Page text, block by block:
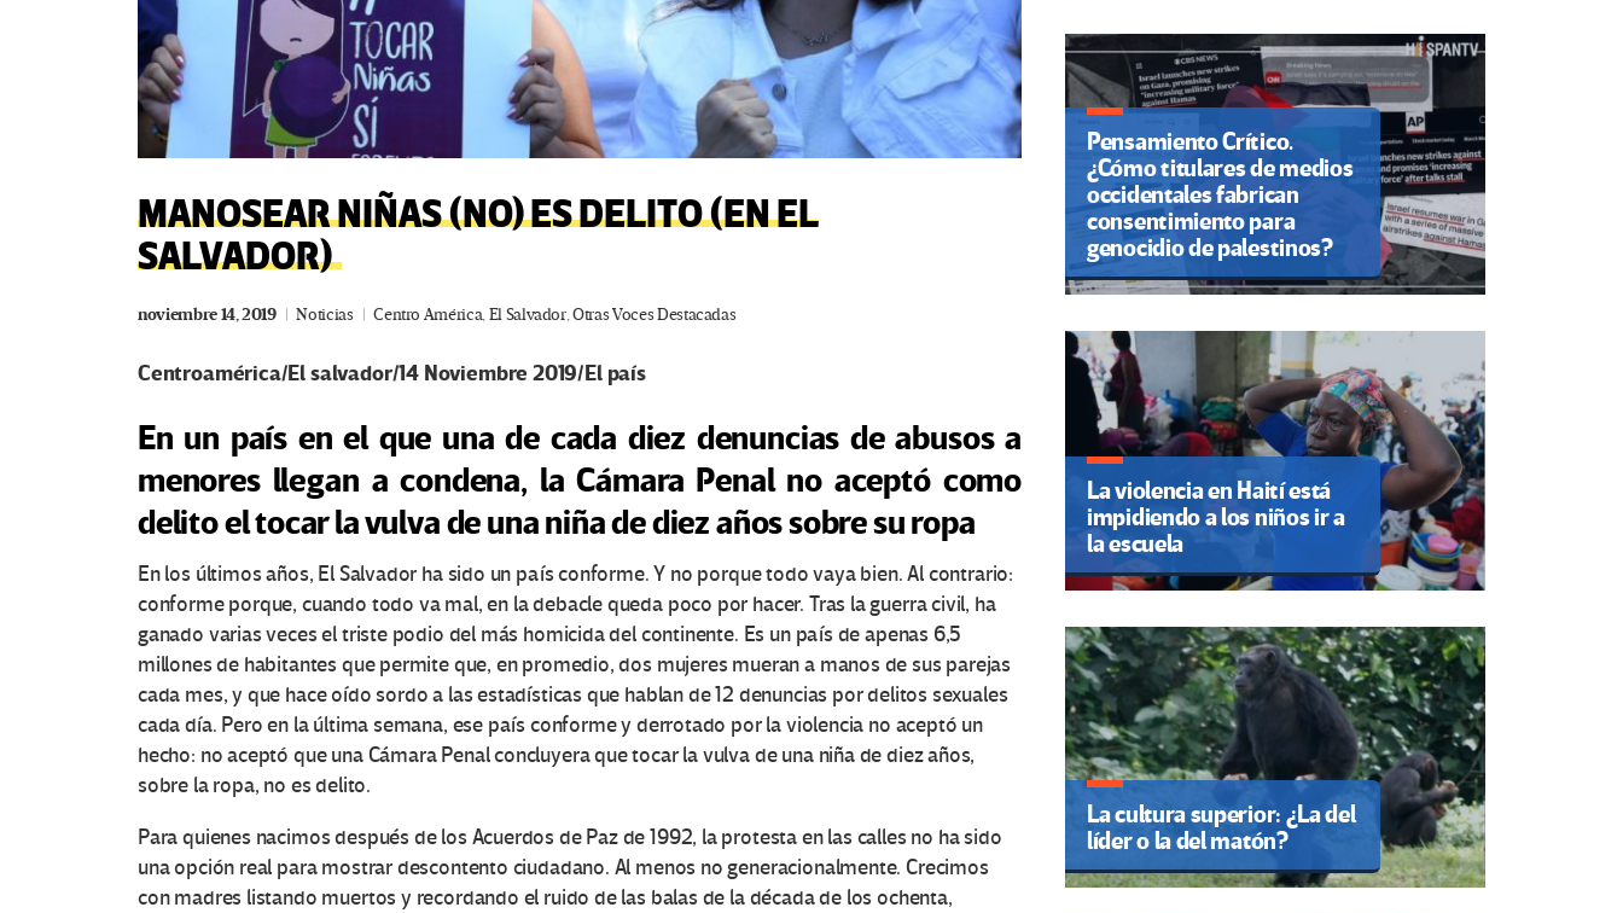
MANOSEAR NIÑAS (NO) ES DELITO (EN EL
SALVADOR)
noviembre 14, 2019 Noticias Centro América,El Salvador,Otras Voces Destacadas
Centroamérica/El salvador/14 Noviembre 2019/El país
En un país en el que una de cada diez denuncias de abusos a
menores llegan a condena, la Cámara Penal no aceptó como
delito el tocar la vulva de una niña de diez años sobre su ropa
En los últimos años, El Salvador ha sido un país conforme. Y no porque todo vaya bien. Al contrario:
conforme porque, cuando todo va mal, en la debacle queda poco por hacer. Tras la guerra civil, ha
ganado varias veces el triste podio del más homicida del continente. Es un país de apenas 6,5
millones de habitantes que permite que, en promedio, dos mujeres mueran a manos de sus parejas
cada mes, y que hace oído sordo a las estadísticas que hablan de 12 denuncias por delitos sexuales
cada día. Pero en la última semana, ese país conforme y derrotado por la violencia no aceptó un
hecho: no aceptó que una Cámara Penal concluyera que tocar la vulva de una niña de diez años,
sobre la ropa, no es delito.
Para quienes nacimos después de los Acuerdos de Paz de 1992, la protesta en las calles no ha sido
una opción real para mostrar descontento ciudadano. Al menos no generacionalmente. Crecimos
con madres listando muertos y recordando el ruido de las balas de la década de los ochenta,
Pensamiento Crítico.
¿Cómo titulares de medios
occidentales fabrican
consentimiento para
genocidio de palestinos?
La violencia en Haití está
impidiendo a los niños ir a
la escuela
La cultura superior: ¿La del
líder o la del matón?